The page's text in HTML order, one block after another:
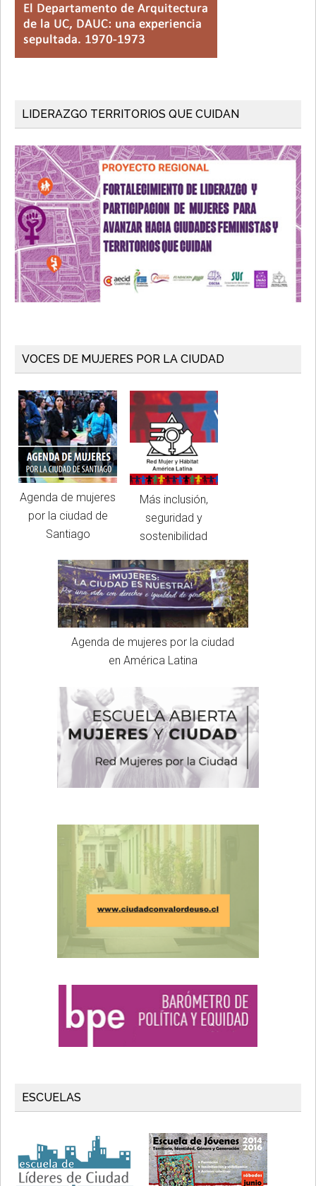
LIDERAZGO TERRITORIOS QUE CUIDAN
VOCES DE MUJERES POR LA CIUDAD
Agenda de mujeres
por la ciudad de
Santiago
Más inclusión,
seguridad y
sostenibilidad
Agenda de mujeres por la ciudad
en América Latina
ESCUELAS